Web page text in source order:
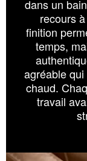
dans un
recours
finition
temps,
agréable
chaud.
travail